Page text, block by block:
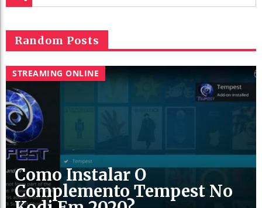
Random Posts
STREAMING ONLINE
Como Instalar O
Complemento Tempest No